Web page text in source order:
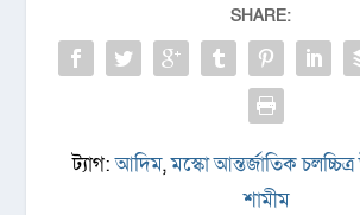
SHARE:
ট্যাগ:আদিম,মস্কো আন্তর্জাতিক
শামীম